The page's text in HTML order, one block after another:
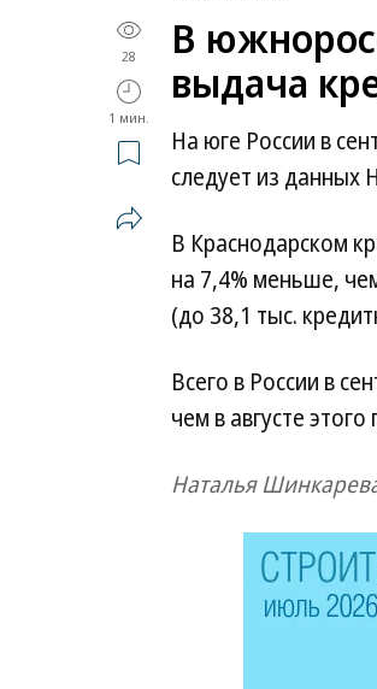
28
1 мин.
В
выдача
На юге России в
следует из
В Краснодарском
на 7,4% меньше,
(до 38,1 тыс.
Всего в России в
чем в августе этого
Наталья